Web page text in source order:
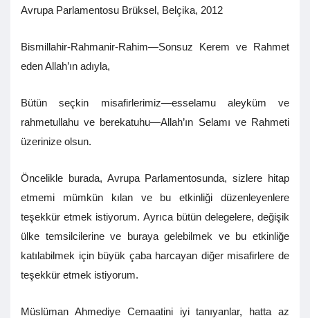
Avrupa Parlamentosu Brüksel, Belçika, 2012
Bismillahir-Rahmanir-Rahim—Sonsuz Kerem ve Rahmet
eden Allah’ın adıyla,
Bütün seçkin misafirlerimiz—esselamu aleyküm ve
rahmetullahu ve berekatuhu—Allah’ın Selamı ve Rahmeti
üzerinize olsun.
Öncelikle burada, Avrupa Parlamentosunda, sizlere hitap
etmemi mümkün kılan ve bu etkinliği düzenleyenlere
teşekkür etmek istiyorum. Ayrıca bütün delegelere, değişik
ülke temsilcilerine ve buraya gelebilmek ve bu etkinliğe
katılabilmek için büyük çaba harcayan diğer misafirlere de
teşekkür etmek istiyorum.
Müslüman Ahmediye Cemaatini iyi tanıyanlar, hatta az